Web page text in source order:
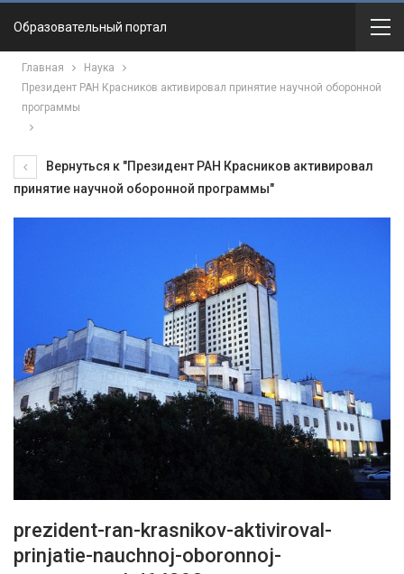
Образовательный портал
Главная
Наука
Президент РАН Красников активировал принятие научной оборонной
программы
Вернуться к "Президент РАН Красников активировал
принятие научной оборонной программы"
prezident-ran-krasnikov-aktiviroval-
prinjatie-nauchnoj-oboronnoj-